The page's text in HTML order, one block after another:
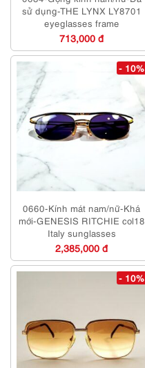
sử dụng-THE LYNX LY8701
eyeglasses frame
713,000 đ
- 10%
0660-Kính mát nam/nữ-Khá
mới-GENESIS RITCHIE col18
Italy sunglasses
2,385,000 đ
- 10%